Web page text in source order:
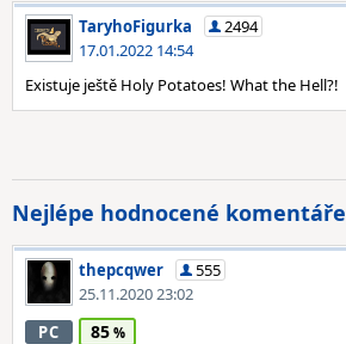
TaryhoFigurka
2494
17.01.2022 14:54
Existuje ještě Holy Potatoes! What the Hell?!
Nejlépe hodnocené komentáře
thepcqwer
555
25.11.2020 23:02
PC 85